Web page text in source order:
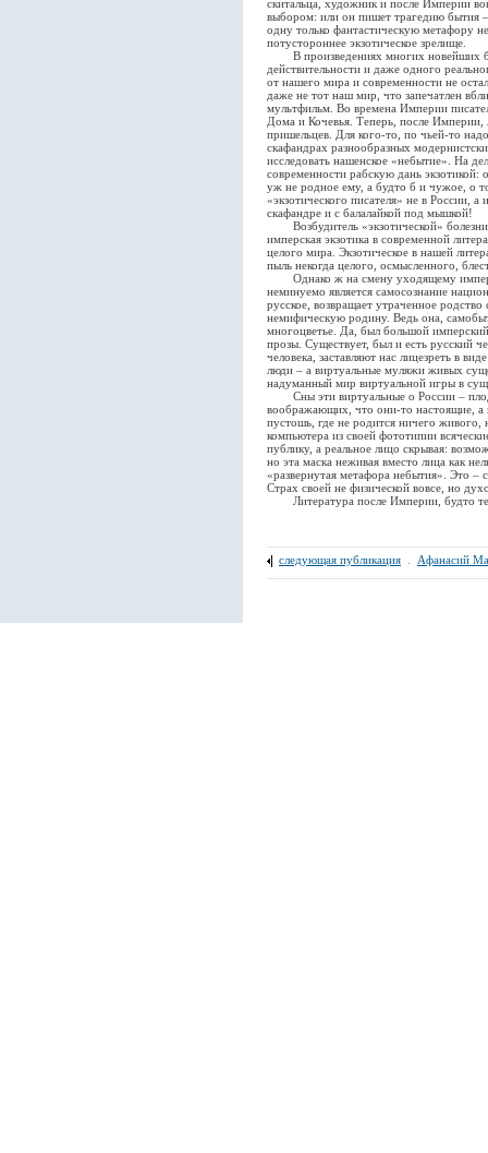
скитальца, художник и после Империи
выбором: или он пишет трагедию бытия
одну только фантастическую метафору
потустороннее экзотическое зрелище.
В произведениях многих новейших
действительности и даже одного
от нашего мира и современности не
даже не тот наш мир, что запечатлен
мультфильм. Во времена Империи
Дома и Кочевья. Теперь, после Империи,
пришельцев. Для кого-то, по чьей-то
скафандрах разнообразных
исследовать нашенское «небытие». На
современности рабскую дань
уж не родное ему, а будто б и чужое, о
«экзотического писателя» не в России,
скафандре и с балалайкой под мышкой!
Возбудитель «экзотической»
имперская экзотика в современной
целого мира. Экзотическое в нашей
пыль некогда целого, осмысленного,
Однако ж на смену уходящему
неминуемо является самосознание
русское, возвращает утраченное
немифическую родину. Ведь она,
многоцветье. Да, был большой
прозы. Существует, был и есть русский
человека, заставляют нас лицезреть в
люди – а виртуальные муляжи живых
надуманный мир виртуальной игры в
Сны эти виртуальные о России –
воображающих, что они-то настоящие, а
пустошь, где не родится ничего
компьютера из своей фототипии
публику, а реальное лицо скрывая:
но эта маска неживая вместо лица как
«развернутая метафора небытия». Это –
Страх своей не физической вовсе, но
Литература после Империи, будто
следующая публикация Афанасий